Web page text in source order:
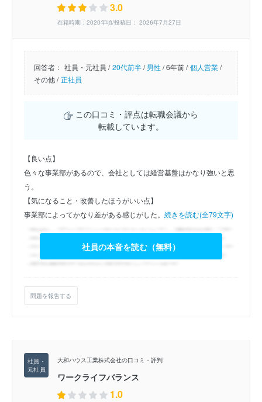
3.0
在籍時期：2020年頃/投稿日： 2026年7月27日
回答者： 社員・元社員 / 20代前半/男性/6年前 / 個人営業/
その他 / 正社員
この口コミ・評点は転職会議から
転載しています。
【良い点】
色々な事業部があるので、会社としては経営基盤はかなり強いと思
う。
【気になること・改善したほうがいい点】
事業部によってかなり差がある感じがした。 続きを読む(全79文字)
社員の本音を読む（無料）
問題を報告する
大和ハウス工業株式会社の口コミ・評判
ワークライフバランス
1.0